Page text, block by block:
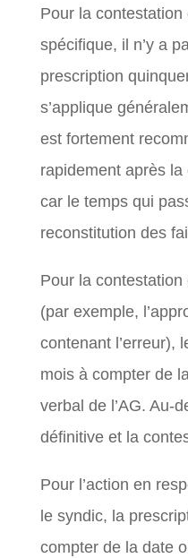
Pour la contestation
spécifique, il n’y a
prescription
s’applique
est fortement
rapidement après la
car le temps qui
reconstitution des
Pour la contestation
(par exemple,
contenant l’erreur),
mois à compter de
verbal de l’AG. Au-
définitive et la
Pour l’action en
le syndic, la
compter de la date